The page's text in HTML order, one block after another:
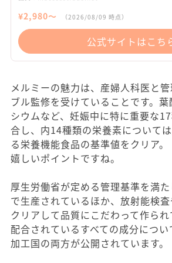
¥2,980〜 （2026/08/09 時点）
公式サイトはこち
メルミーの魅力は、産婦人科医と
ブル監修を受けていることです。
シウムなど、妊娠中に特に重要な
合し、内14種類の栄養素について
る栄養機能食品の基準値をクリア
嬉しいポイントですね。
厚生労働省が定める管理基準を満
で生産されているほか、放射能検
クリアして品質にこだわって作られ
配合されているすべての成分につ
加工国の両方が公開されています。